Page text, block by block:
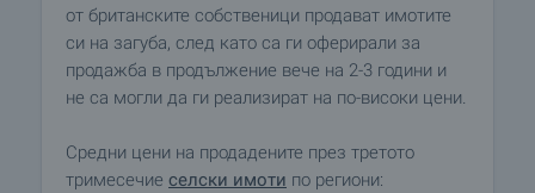
от британските собственици продават имотите
си на загуба, след като са ги оферирали за
продажба в продължение вече на 2-3 години и
не са могли да ги реализират на по-високи цени.
Средни цени на продадените през третото
тримесечие селски имоти по региони: